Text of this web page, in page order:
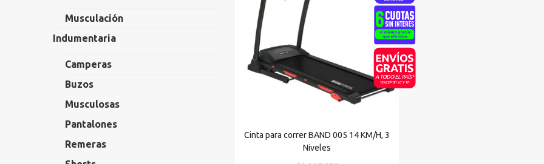
Cinta para correr BAND 005 14 KM/H, 3
Niveles
Musculación
Indumentaria
Camperas
Buzos
Musculosas
Pantalones
Remeras